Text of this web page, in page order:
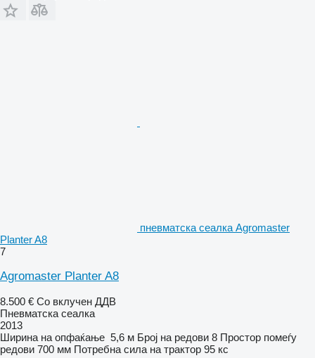
пневматска сеалка Agromaster
Planter A8
7
Agromaster Planter A8
8.500 € Со вклучен ДДВ
Пневматска сеалка
2013
Ширина на опфаќање 5,6 м Број на редови 8 Простор помеѓу
редови 700 мм Потребна сила на трактор 95 кс